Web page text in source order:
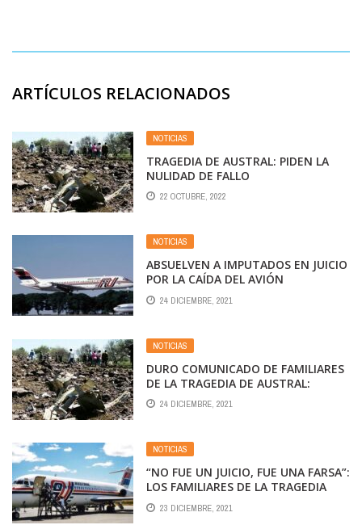
ARTÍCULOS RELACIONADOS
NOTICIAS
TRAGEDIA DE AUSTRAL: PIDEN LA
NULIDAD DE FALLO
22 OCTUBRE, 2022
NOTICIAS
ABSUELVEN A IMPUTADOS EN JUICIO
POR LA CAÍDA DEL AVIÓN
DE AUSTRAL
24 DICIEMBRE, 2021
NOTICIAS
DURO COMUNICADO DE FAMILIARES
DE LA TRAGEDIA DE AUSTRAL:
HABLAN DE «REGALO DE
IMPUNIDAD» DE LOS «JUECES
24 DICIEMBRE, 2021
NOTICIAS
“NO FUE UN JUICIO, FUE UNA FARSA”:
LOS FAMILIARES DE LA TRAGEDIA
DE AUSTRAL ESPERAN HOY UN
VEREDICTO QUE SE ENCAMINA A LA
23 DICIEMBRE, 2021